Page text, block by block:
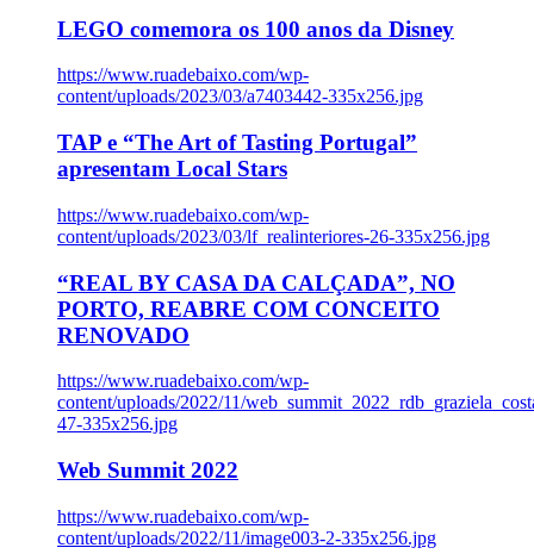
LEGO comemora os 100 anos da Disney
https://www.ruadebaixo.com/wp-
content/uploads/2023/03/a7403442-335x256.jpg
TAP e “The Art of Tasting Portugal”
apresentam Local Stars
https://www.ruadebaixo.com/wp-
content/uploads/2023/03/lf_realinteriores-26-335x256.jpg
“REAL BY CASA DA CALÇADA”, NO
PORTO, REABRE COM CONCEITO
RENOVADO
https://www.ruadebaixo.com/wp-
content/uploads/2022/11/
47-335x256.jpg
Web Summit 2022
https://www.ruadebaixo.com/wp-
content/uploads/2022/11/image003-2-335x256.jpg